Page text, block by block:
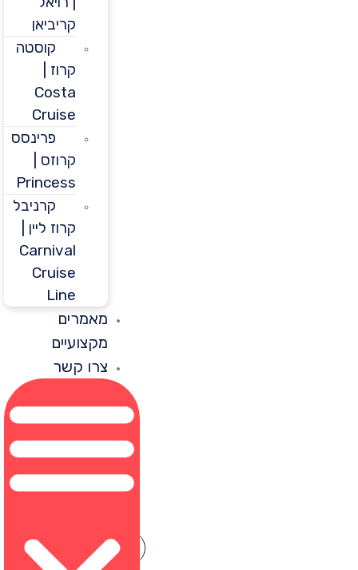
קריביאן
קוסטה
Costa
Cruise
פרינסס
קרוזס |
Princess
קרניבל
קרוז ליין |
Carnival
Cruise
מאמרים
מקצועיים
צרו קשר